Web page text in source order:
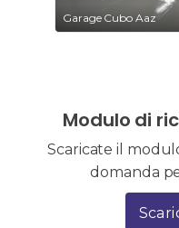
Garage Cubo Aaz
Modulo di
Scaricate il
domanda